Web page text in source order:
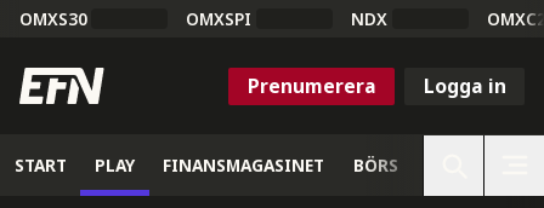
OMXS30 OMXSPI NDX
Prenumerera Logga in
START PLAY FINANSMAGASINET BÖRS